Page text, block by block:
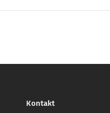
Kontakt